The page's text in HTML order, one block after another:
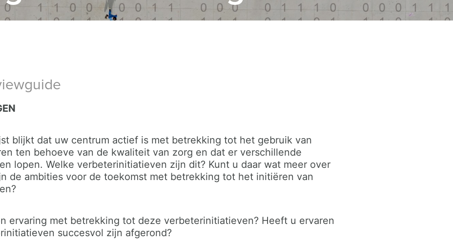
blijkt dat uw centrum actief is met betrekking tot het gebruik van
ten behoeve van de kwaliteit van zorg en dat er verschillende
lopen. Welke verbeterinitiatieven zijn dit? Kunt u daar wat meer over
de ambities voor de toekomst met betrekking tot het initiëren van
ervaring met betrekking tot deze verbeterinitiatieven? Heeft u ervaren
succesvol zijn afgerond?